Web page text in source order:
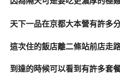
天下一品在京都大本營有許多
這次住的飯店離二條站前店走
到達的時候可以看到有許多套